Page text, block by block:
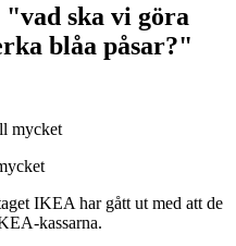
ska vi göra
blåa påsar?"
IKEA har gått ut med att de
kassarna.